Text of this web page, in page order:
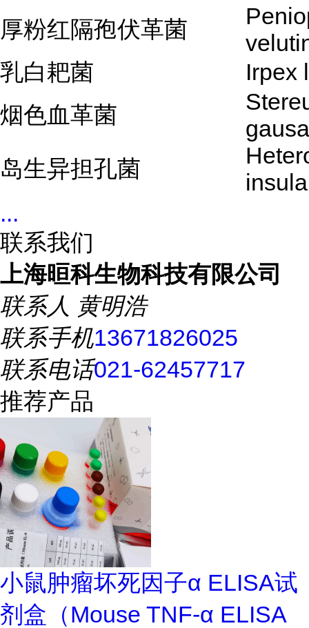
厚粉红隔孢伏革菌
乳白耙菌
Irpex
烟色血革菌
岛生异担孔菌
...
联系我们
上海晅科生物科技有限公司
联系人 黄明浩
联系手机13671826025
联系电话021-62457717
推荐产品
小鼠肿瘤坏死因子α ELISA试
剂盒（Mouse TNF-α ELISA